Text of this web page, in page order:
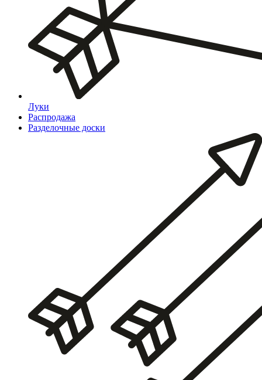
Луки
Распродажа
Разделочные доски